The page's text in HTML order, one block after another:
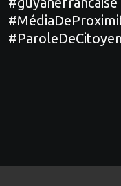
#ParoleDeCitoyen